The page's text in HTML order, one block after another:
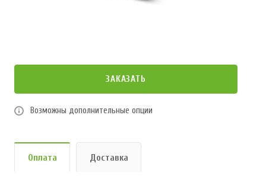
ЗАКАЗАТЬ
Возможны дополнительные опции
Оплата Доставка